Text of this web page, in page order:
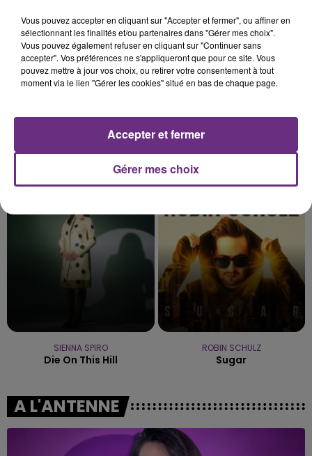
SIENNA SPIRO
Die On This Hill
ROBIN SCHULZ
Sugar
A L'ANTENNE
Vous pouvez accepter en cliquant sur "Accepter et fermer", ou affiner en
sélectionnant les finalités et/ou partenaires dans "Gérer mes choix".
Vous pouvez également refuser en cliquant sur "Continuer sans
accepter". Vos préférences ne s'appliqueront que pour ce site. Vous
pouvez mettre à jour vos choix, ou retirer votre consentement à tout
moment via le lien "Gérer les cookies" situé en bas de chaque page.
Gérer mes choix
Accepter et fermer